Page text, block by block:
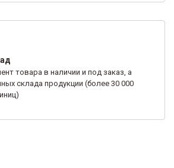
товара в наличии и под заказ, а
склада продукции (более 30 000